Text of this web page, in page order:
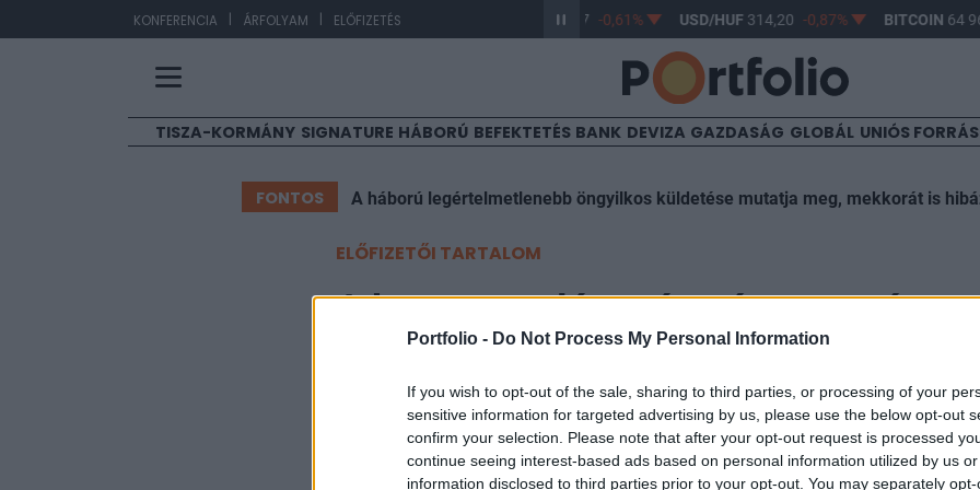
Portfolio - Do Not Process My Personal Information
If you wish to opt-out of the sale, sharing to third parties, or processing of your
sensitive information for targeted advertising by us, please use the below opt-out
confirm your selection. Please note that after your opt-out request is processed
continue seeing interest-based ads based on personal information utilized by us
information disclosed to third parties prior to your opt-out. You may separately
KONFERENCIA | ÁRFOLYAM | ELŐFIZETÉS 363,17 -0,61% USD/HUF 314,20 -0,87% BITCOIN64
TISZA-KORMÁNY SIGNATURE HÁBORÚ BEFEKTETÉS BANK DEVIZA GAZDASÁG GLOBÁL UNIÓS
FONTOS A háború legértelmetlenebb öngyilkos küldetése mutatja meg, mekkorát is
ELŐFIZETŐI TARTALOM
A kamatemelés még várat magára
2013. április 16. 20:39